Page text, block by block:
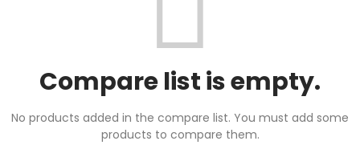
Compare list is empty.
No products added in the compare list. You must add some
products to compare them.